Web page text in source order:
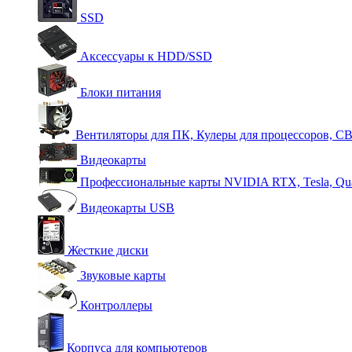
SSD
Аксессуары к HDD/SSD
Блоки питания
Вентиляторы для ПК, Кулеры для процессоров,
Видеокарты
Профессиональные карты NVIDIA RTX, Tesla,
Видеокарты USB
Жесткие диски
Звуковые карты
Контроллеры
Корпуса для компьютеров